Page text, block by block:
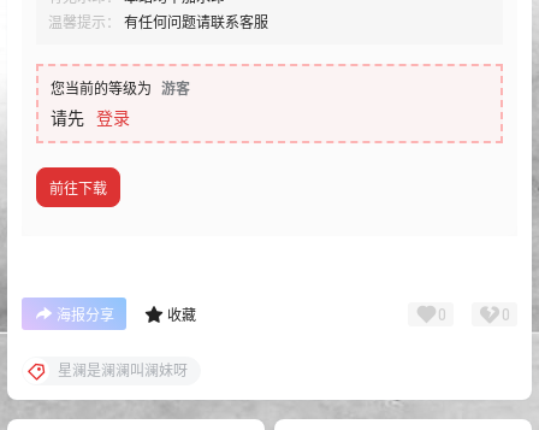
温馨提示：
有任何问题请联系客服
您当前的等级为 游客
请先 登录
前往下载
海报分享 收藏 0 0
星澜是澜澜叫澜妹呀